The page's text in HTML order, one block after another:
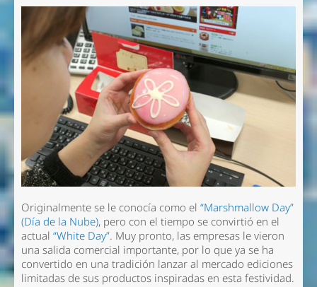
Originalmente se le conocía como el “Marshmallow Day”
(Día de la Nube), pero con el tiempo se convirtió en el
actual “White Day”. Muy pronto, las empresas le vieron
una salida comercial importante, por lo que ya se ha
convertido en una tradición lanzar al mercado ediciones
limitadas de sus productos inspiradas en esta festividad.